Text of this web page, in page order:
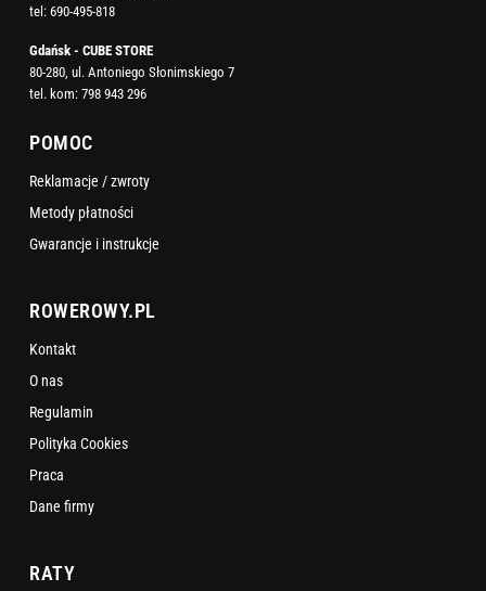
tel: 690-495-818
Gdańsk - CUBE STORE
80-280, ul. Antoniego Słonimskiego 7
tel. kom: 798 943 296
POMOC
Reklamacje / zwroty
Metody płatności
Gwarancje i instrukcje
ROWEROWY.PL
Kontakt
O nas
Regulamin
Polityka Cookies
Praca
Dane firmy
RATY